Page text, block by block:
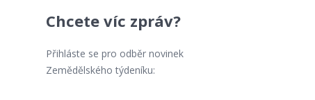
Chcete víc zpráv?
Přihláste se pro odběr novinek
Zemědělského týdeníku: